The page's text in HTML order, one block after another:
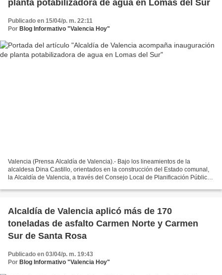
planta potabilizadora de agua en Lomas del Sur
Publicado en 15/04/p. m. 22:11
Por Blog Informativo "Valencia Hoy"
Valencia (Prensa Alcaldía de Valencia).- Bajo los lineamientos de la
alcaldesa Dina Castillo, orientados en la construcción del Estado comunal,
la Alcaldía de Valencia, a través del Consejo Local de Planificación Pública
Alcaldía de Valencia aplicó más de 170
toneladas de asfalto Carmen Norte y Carmen
Sur de Santa Rosa
Publicado en 03/04/p. m. 19:43
Por Blog Informativo "Valencia Hoy"